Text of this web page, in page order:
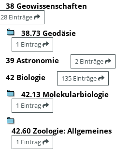
38 Geowissenschaften
28 Einträge
38.73 Geodäsie
1 Eintrag
39 Astronomie 2 Einträge
42 Biologie 135 Einträge
42.13 Molekularbiologie
1 Eintrag
42.60 Zoologie: Allgemeines
1 Eintrag